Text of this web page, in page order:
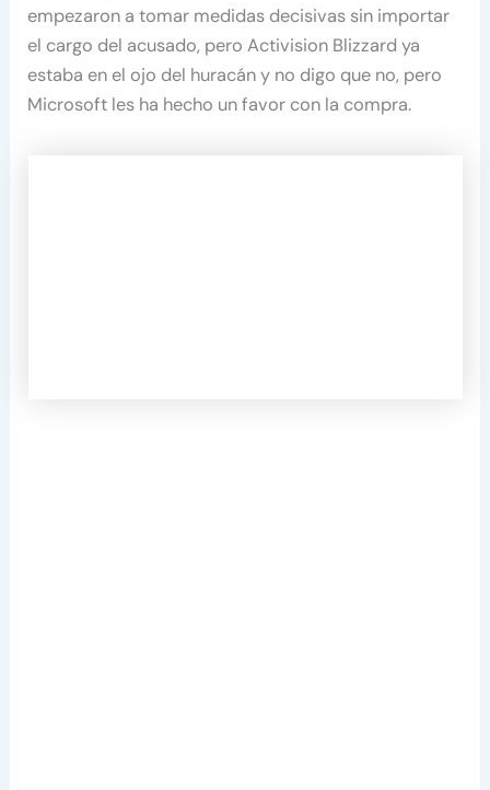
empezaron a tomar medidas decisivas sin importar
el cargo del acusado, pero Activision Blizzard ya
estaba en el ojo del huracán y no digo que no, pero
Microsoft les ha hecho un favor con la compra.